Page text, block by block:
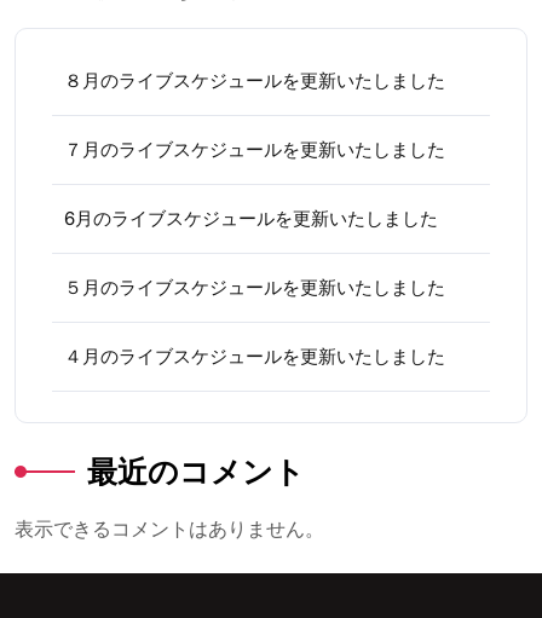
８月のライブスケジュールを更新いたしました
７月のライブスケジュールを更新いたしました
6月のライブスケジュールを更新いたしました
５月のライブスケジュールを更新いたしました
４月のライブスケジュールを更新いたしました
最近のコメント
表示できるコメントはありません。